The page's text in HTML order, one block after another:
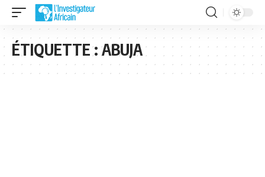
ÉTIQUETTE :ABUJA